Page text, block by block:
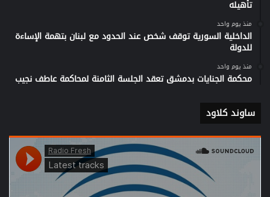
تأهيله
منذ يوم واحد
الداخلية السورية توقف شخص عند الحدود مع لبنان بتهمة الإساءة
للدولة
منذ يوم واحد
محكمة الجنايات بدمشق تعقد الجلسة الثامنة لمحاكمة عاطف نجيب
ساوند كلاود